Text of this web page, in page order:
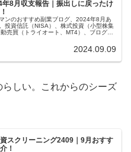
8月収支報告｜振出しに戻ったけ
ンのおすすめ副業ブログ、2024年8月あ
投資信託（NISA）、株式投資（小型株集
売買（トライオート、MT4）、ブログ
2024.09.09
しい。これからのシーズ
スクリーニング2409｜9月おすす
！